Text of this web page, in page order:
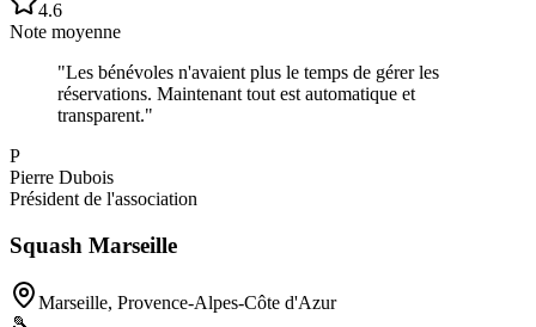
4.6
Note moyenne
"Les bénévoles n'avaient plus le temps de gérer les
réservations. Maintenant tout est automatique et
transparent."
P
Pierre Dubois
Président de l'association
Squash Marseille
Marseille, Provence-Alpes-Côte d'Azur